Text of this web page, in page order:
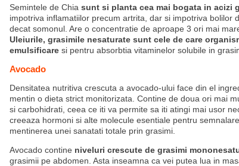
Semintele de Chia sunt si planta cea mai bogata in acizi
impotriva inflamatiilor precum artrita, dar si impotriva bolilor
decat somonul. Are o concentratie de aproape 3 ori mai
Uleiurile, grasimile nesaturate sunt cele de care
emulsificaresi pentru absorbtia vitaminelor solubile in
Avocado
Densitatea nutritiva crescuta a avocado-ului face din el
mentin o dieta strict monitorizata. Contine de doua ori mai
si carbohidrati, ceea ce iti va permite sa iti atingi mai usor
creeaza hormoni si alte molecule esentiale pentru
mentinerea unei sanatati totale prin grasimi.
Avocado contine niveluri crescute de grasimi
grasimii pe abdomen. Asta inseamna ca vei putea lua in